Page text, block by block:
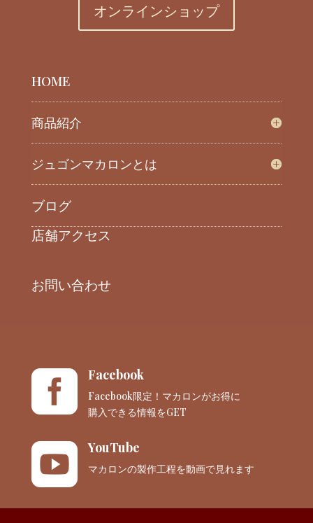
オンラインショップ
HOME
商品紹介
ジュゴンマカロンとは
ブログ
店舗アクセス
お問い合わせ
 Facebook
Facebook限定！マカロンがお得に
購入できる情報をGET
 YouTube
マカロンの製作工程を動画で見れます